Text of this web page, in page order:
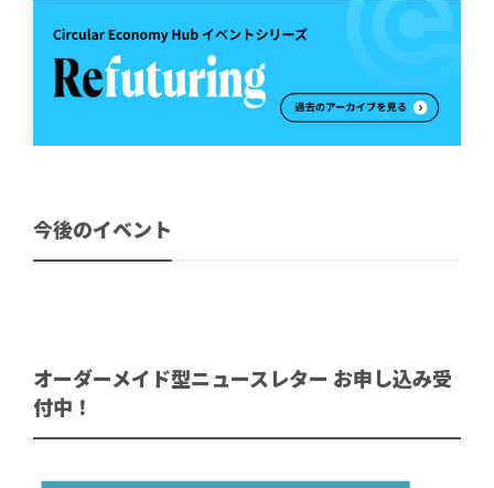
今後のイベント
オーダーメイド型ニュースレター お申し込み受
付中！